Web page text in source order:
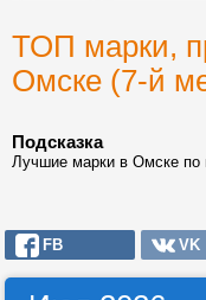
ТОП марки,
Омске (7-й
Подсказка
Лучшие марки в Омске по
FB VK